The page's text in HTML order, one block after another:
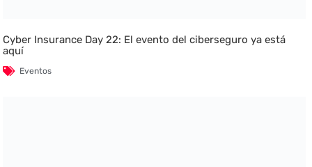
Cyber Insurance Day 22: El evento del ciberseguro ya está
aquí
Eventos